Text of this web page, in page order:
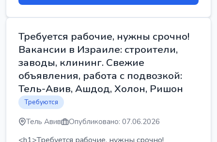
Требуется рабочие, нужны срочно!
Вакансии в Израиле: строители,
заводы, клининг. Свежие
объявления, работа с подвозкой:
Тель-Авив, Ашдод, Холон, Ришон
Требуются
Тель Авив Опубликовано: 07.06.2026